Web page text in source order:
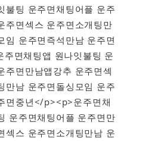
불팅 운주면채팅어플 운주
주면섹스 운주면소개팅만
임 운주면즉석만남 운주면
면채팅앱 원나잇불팅 운
주면만남앱강추 운주면섹
만남 운주면돌싱모임 운주
면중년</p><p>운주면채
운주면채팅어플 운주면만
섹스 운주면소개팅만남 운